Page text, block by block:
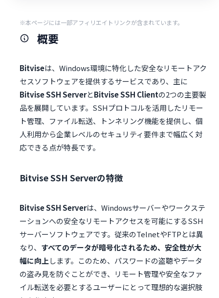
※本ページには一部アフィリエイトリンクが含まれています。
概要
Bitviseは、Windows環境に特化した安全なリモートアク
セスソフトウェアを提供するサービスであり、主に
Bitvise SSH ServerとBitvise SSH Clientの2つの主要製
品を展開しています。SSHプロトコルを活用したリモー
ト管理、ファイル転送、トンネリング機能を提供し、個
人利用から企業レベルのセキュリティ要件まで幅広く対
応できる点が特長です。
Bitvise SSH Serverの特徴
Bitvise SSH Serverは、Windowsサーバーやワークステ
ーションへの安全なリモートアクセスを可能にするSSH
サーバーソフトウェアです。従来のTelnetやFTPとは異
なり、 すべてのデータが暗号化されるため、安全性が大
幅に向上します。このため、パスワードの盗聴やデータ
の盗み見を防ぐことができ、リモート管理や安全なファ
イル転送を必要とするユーザーにとって理想的な選択肢